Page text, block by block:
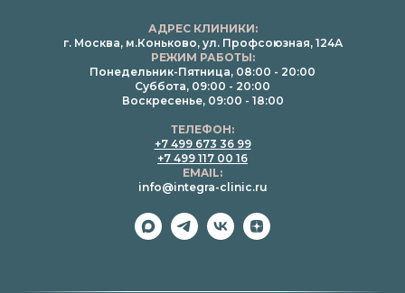
АДРЕС КЛИНИКИ:
г. Москва, м.Коньково, ул. Профсоюзная, 124А
РЕЖИМ РАБОТЫ:
Понедельник-Пятница, 08:00 - 20:00
Суббота, 09:00 - 20:00
Воскресенье, 09:00 - 18:00
ТЕЛЕФОН:
+7 499 673 36 99
+7 499 117 00 16
EMAIL:
info@integra-clinic.ru